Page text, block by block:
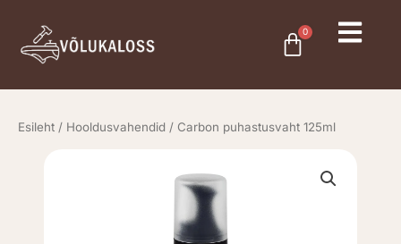
content
0
Cart
Esileht / Hooldusvahendid / Carbon puhastusvaht 125ml